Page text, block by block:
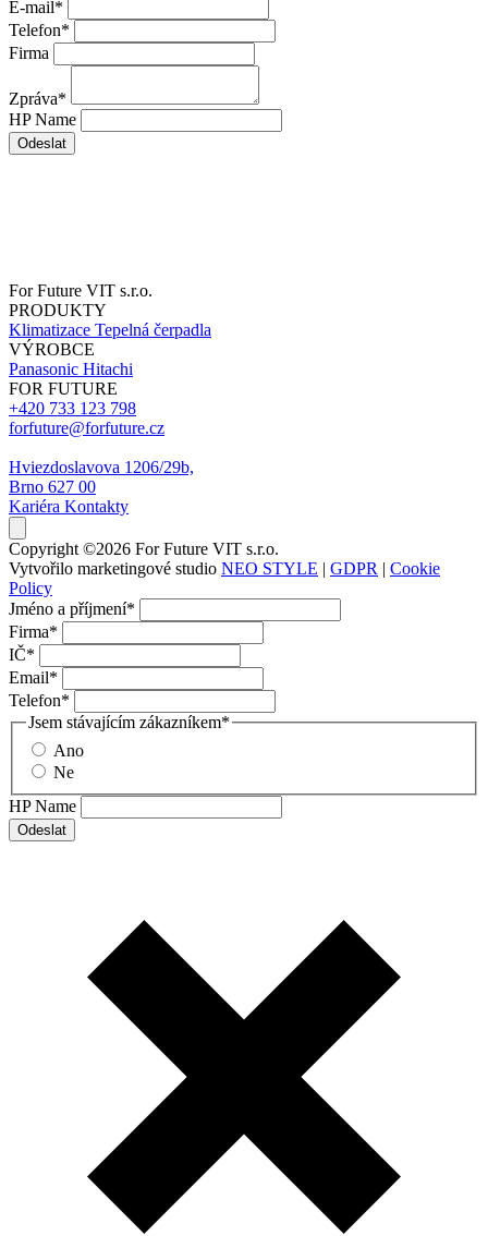
E-mail*
Telefon*
Firma
Zpráva*
HP Name
Odeslat
For Future VIT s.r.o.
PRODUKTY
Klimatizace Tepelná čerpadla
VÝROBCE
Panasonic Hitachi
FOR FUTURE
+420 733 123 798
forfuture@forfuture.cz
Hviezdoslavova 1206/29b,
Brno 627 00
Kariéra Kontakty
Copyright ©2026 For Future VIT s.r.o.
Vytvořilo marketingové studio NEO STYLE | GDPR | Cookie
Policy
Jméno a příjmení*
Firma*
IČ*
Email*
Telefon*
Jsem stávajícím zákazníkem*
Ano
Ne
HP Name
Odeslat